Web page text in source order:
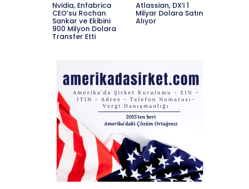
Nvidia, Enfabrica
CEO’su Rochan
Sankar ve Ekibini
900 Milyon Dolara
Transfer Etti
Atlassian, DX’i 1
Milyar Dolara Satın
Alıyor